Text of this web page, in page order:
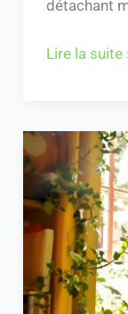
détachant
Lire la suite
Comment
bien
entretenir
votre
Ceriman
plant
pour